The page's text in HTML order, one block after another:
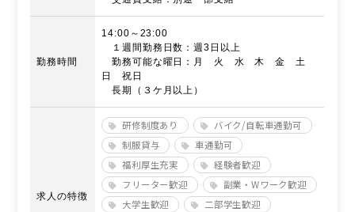
勤務時間
14:00～23:00
１週間勤務日数：週3日以上
勤務可能な曜日：月 火 水 木 金 土
日 祝日
長期（３ケ月以上）
求人の特徴
研修制度あり
バイク/自転車通勤可
制服貸与
車通勤可
福利厚生充実
経験者歓迎
フリーター歓迎
副業・Wワーク歓迎
大学生歓迎
二部学生歓迎